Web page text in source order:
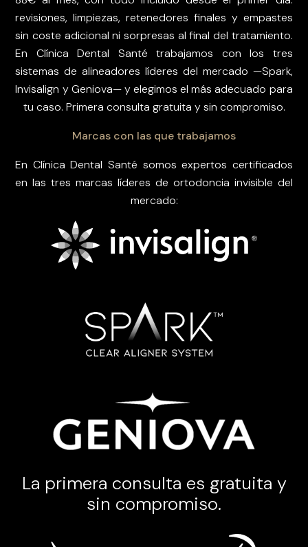
revisiones, limpiezas, retenedores finales y empastes
sin coste adicional ni sorpresas al final del tratamiento.
En Clínica Dental Santé trabajamos con los tres
sistemas de alineadores líderes del mercado —Spark,
Invisalign y Geniova— y elegimos el más adecuado para
tu caso. Primera consulta gratuita y sin compromiso.
Marcas con las que trabajamos
En Clínica Dental Santé somos expertos certificados
en las tres marcas líderes de ortodoncia invisible del
mercado:
La primera consulta es gratuita y
sin compromiso.